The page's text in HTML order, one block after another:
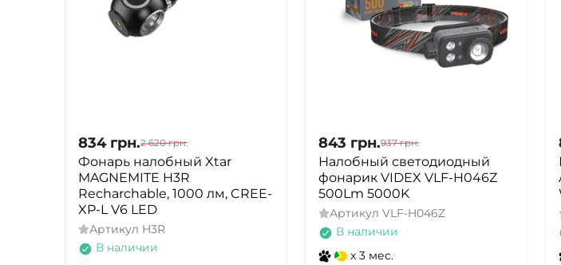
834 грн.2 620 грн.
Фонарь налобный Xtar
MAGNEMITE H3R
Recharchable, 1000 лм, CREE-
XP-L V6 LED
Артикул H3R
В наличии
843 грн.937 грн.
Налобный светодиодный
фонарик VIDEX VLF-H046Z
500Lm 5000K
Артикул VLF-H046Z
В наличии
x 3 мес.